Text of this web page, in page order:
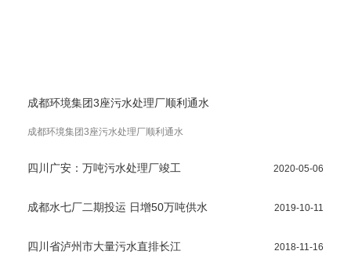
成都环境集团3座污水处理厂顺利通水
成都环境集团3座污水处理厂顺利通水
四川广安：万吨污水处理厂竣工 2020-05-06
成都水七厂二期投运 日增50万吨供水 2019-10-11
四川省泸州市大量污水直排长江 2018-11-16